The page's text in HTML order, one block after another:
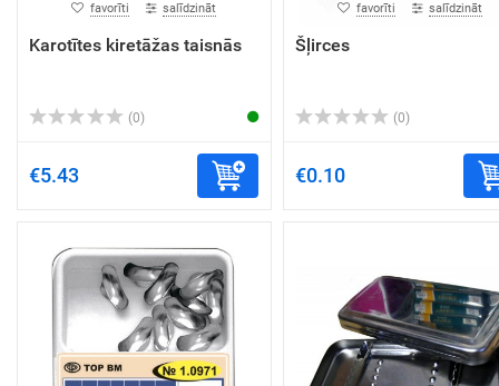
favorīti salīdzināt
Karotītes kiretāžas taisnās
(0)
€5.43
favorīti salīdzināt
Šļirces
(0)
€0.10